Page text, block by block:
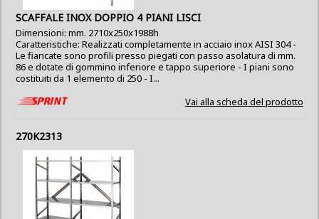
SCAFFALE INOX DOPPIO 4 PIANI LISCI
Dimensioni: mm. 2710x250x1988h
Caratteristiche: Realizzati completamente in acciaio inox AISI 304 -
Le fiancate sono profili presso piegati con passo asolatura di mm.
86 e dotate di gommino inferiore e tappo superiore - I piani sono
costituiti da 1 elemento di 250 - I...
Vai alla scheda del prodotto
270K2313